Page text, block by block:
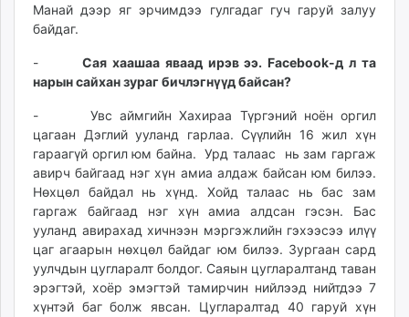
Манай дээр яг эрчимдээ гулгадаг гуч гаруй залуу
байдаг.
- Сая хаашаа яваад ирэв ээ. Facebook-д л та
нарын сайхан зураг бичлэгнүүд байсан?
- Увс аймгийн Хахираа Түргэний ноён оргил
цагаан Дэглий ууланд гарлаа. Сүүлийн 16 жил хүн
гараагүй оргил юм байна. Урд талаас нь зам гаргаж
авирч байгаад нэг хүн амиа алдаж байсан юм билээ.
Нөхцөл байдал нь хүнд. Хойд талаас нь бас зам
гаргаж байгаад нэг хүн амиа алдсан гэсэн. Бас
ууланд авирахад хичнээн мэргэжлийн гэхээсээ илүү
цаг агаарын нөхцөл байдаг юм билээ. Зургаан сард
уулчдын цугларалт болдог. Саяын цугларалтанд таван
эрэгтэй, хоёр эмэгтэй тамирчин нийлээд нийтдээ 7
хүнтэй баг болж явсан. Цугларалтад 40 гаруй хүн